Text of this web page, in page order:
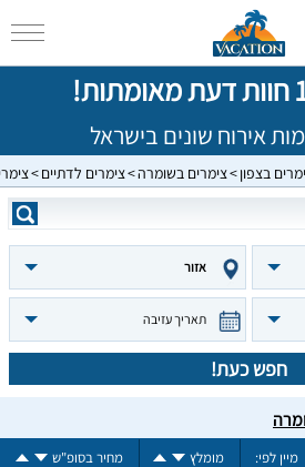
בצפון צימרים בשומרה צימרים לדתיים
אזור
תאריך עזיבה
חפש כעת!
מיין לפי: מומלץ מחיר בסופ"ש